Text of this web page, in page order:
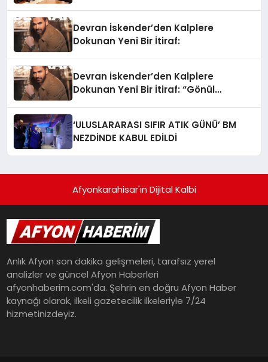
Devran İskender’den Kalplere
Dokunan Yeni Bir İtiraf:
Devran İskender’den Kalplere
Dokunan Yeni Bir İtiraf: “Gönül
‘ULUSLARARASI SIFIR ATIK GÜNÜ’ BM
NEZDİNDE KABUL EDİLDİ
Afyonkarahisar'ın Dijital Kalbi
Anlık Afyon son dakika gelişmeleri, tarafsız yerel
analizler ve güncel Afyon Haberleri
afyonhaberim.com'da. Şehrin en doğru Afyon Haber
kaynağı olarak, ilkeli gazetecilik ilkeleriyle 7/24
hizmetinizdeyiz.